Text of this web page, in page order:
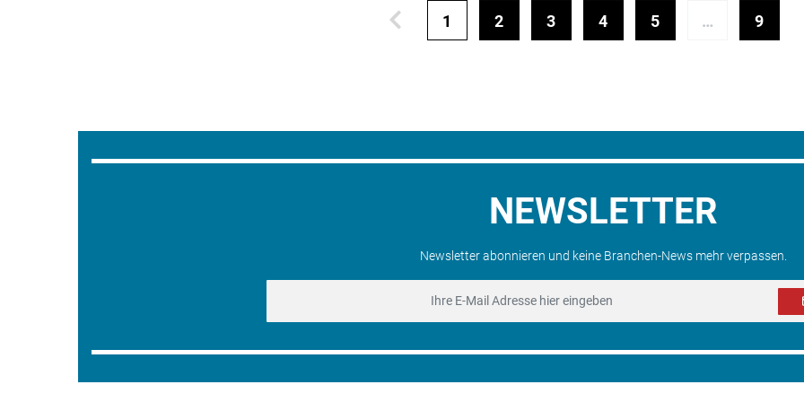
1 2 3 4 5 … 9
NEWSLETTER
Newsletter abonnieren und keine Branchen-News mehr verpassen.